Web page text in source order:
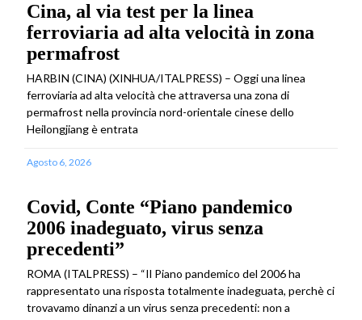
Cina, al via test per la linea
ferroviaria ad alta velocità in zona
permafrost
HARBIN (CINA) (XINHUA/ITALPRESS) – Oggi una linea
ferroviaria ad alta velocità che attraversa una zona di
permafrost nella provincia nord-orientale cinese dello
Heilongjiang è entrata
Agosto 6, 2026
Covid, Conte “Piano pandemico
2006 inadeguato, virus senza
precedenti”
ROMA (ITALPRESS) – “Il Piano pandemico del 2006 ha
rappresentato una risposta totalmente inadeguata, perchè ci
trovavamo dinanzi a un virus senza precedenti: non a